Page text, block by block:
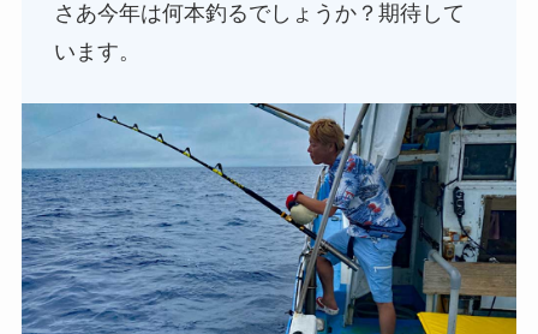
さあ今年は何本釣るでしょうか？期待して
います。